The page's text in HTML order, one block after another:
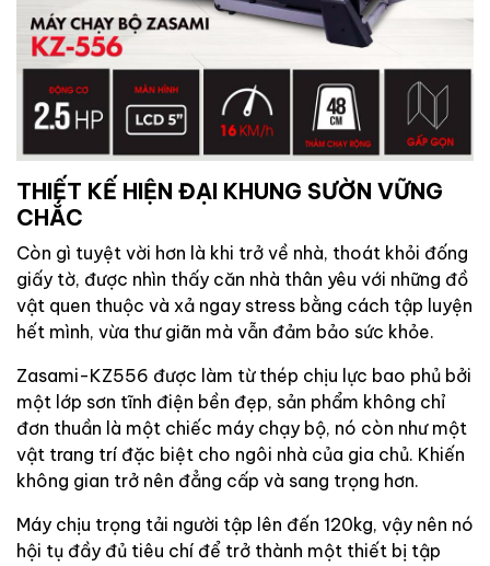
THIẾT KẾ HIỆN ĐẠI KHUNG SƯỜN VỮNG
CHẮC
Còn gì tuyệt vời hơn là khi trở về nhà, thoát khỏi đống
giấy tờ, được nhìn thấy căn nhà thân yêu với những đồ
vật quen thuộc và xả ngay stress bằng cách tập luyện
hết mình, vừa thư giãn mà vẫn đảm bảo sức khỏe.
Zasami-KZ556 được làm từ thép chịu lực bao phủ bởi
một lớp sơn tĩnh điện bền đẹp, sản phẩm không chỉ
đơn thuần là một chiếc máy chạy bộ, nó còn như một
vật trang trí đặc biệt cho ngôi nhà của gia chủ. Khiến
không gian trở nên đẳng cấp và sang trọng hơn.
Máy chịu trọng tải người tập lên đến 120kg, vậy nên nó
hội tụ đầy đủ tiêu chí để trở thành một thiết bị tập